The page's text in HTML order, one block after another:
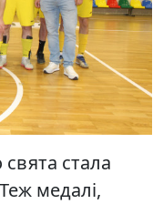
стала
медалі,